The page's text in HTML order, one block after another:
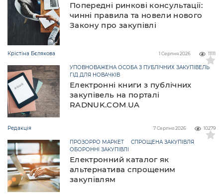
Попередні ринкові консультації:
чинні правила та новели нового
Закону про закупівлі
Крістіна Бєлякова 11111
1 Серпня 2026
Електронні книги з публічних
закупівель на порталі
RADNUK.COM.UA
УПОВНОВАЖЕНА ОСОБА З ПУБЛІЧНИХ ЗАКУПІВЕЛЬ
ГІД ДЛЯ НОВАЧКІВ
Редакція 10279
7 Серпня 2026
Електронний каталог як
альтернатива спрощеним
закупівлям
ПРОЗОРРО МАРКЕТ
СПРОЩЕНА ЗАКУПІВЛЯ
ОБОРОННІ ЗАКУПІВЛІ